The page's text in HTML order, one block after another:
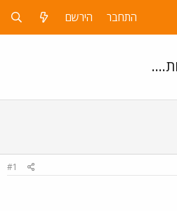
התחבר הירשם
#1